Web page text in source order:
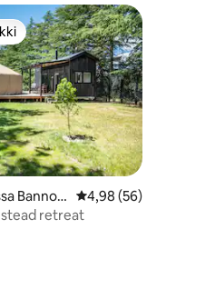
parhaimmistoa
Bannoc
Keskimääräinen
4,98 (56)
retreat